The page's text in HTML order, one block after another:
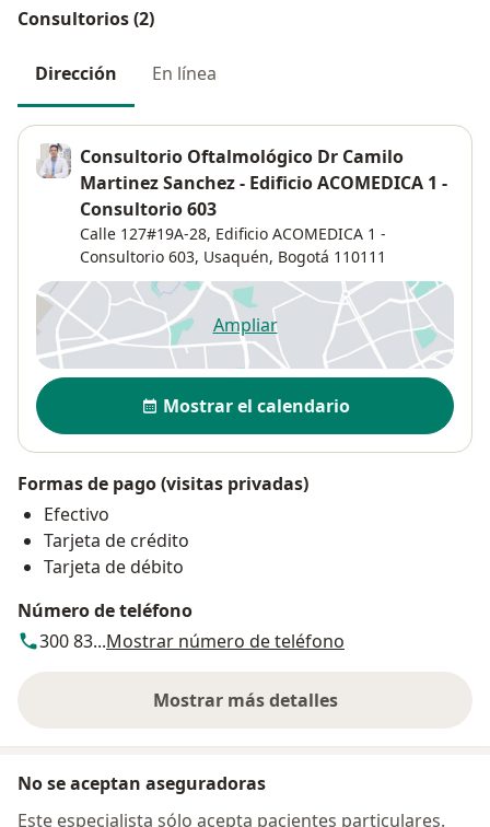
Consultorios (2)
Dirección En línea
Consultorio Oftalmológico Dr Camilo
Martinez Sanchez - Edificio ACOMEDICA 1 -
Consultorio 603
Calle 127#19A-28, Edificio ACOMEDICA 1 -
Consultorio 603, Usaquén, Bogotá 110111
Ampliarse abre en una nueva
Disponibilidad
Mostrar el calendario
Formas de pago (visitas privadas)
Efectivo
Tarjeta de crédito
Tarjeta de débito
Número de teléfono
300 83...Mostrar número de teléfono
Mostrar más detalles
sobre la dirección
No se aceptan aseguradoras
Este especialista sólo acepta pacientes particulares.